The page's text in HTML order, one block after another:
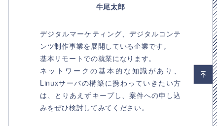
牛尾太郎
デジタルマーケティング、デジタルコンテ
ンツ制作事業を展開している企業です。
基本リモートでの就業になります。
ネットワークの基本的な知識があり、
Linuxサーバの構築に携わっていきたい方
は、とりあえずキープし、案件への申し込
みをぜひ検討してみてください。